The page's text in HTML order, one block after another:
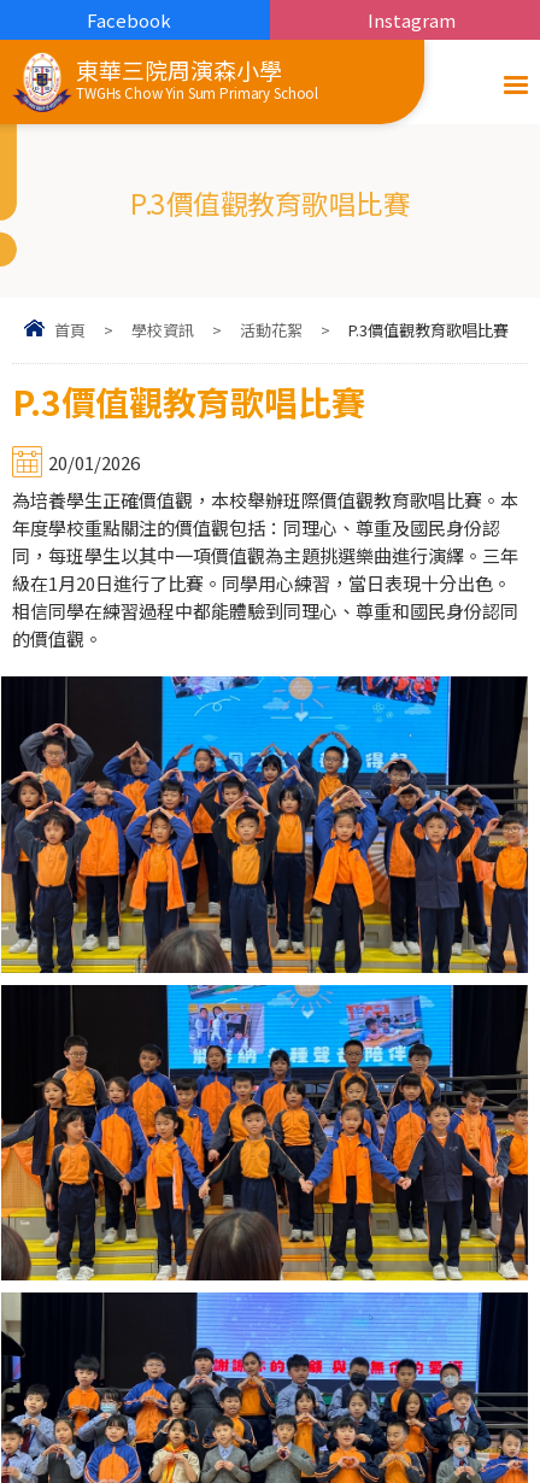
東華三院周演森小學
TWGHs Chow Yin Sum Primary School
Facebook Instagram
P.3價值觀教育歌唱比賽
首頁 > 學校資訊 > 活動花絮 > P.3價值觀教育歌唱比賽
P.3價值觀教育歌唱比賽
20/01/2026
為培養學生正確價值觀，本校舉辦班際價值觀教育歌唱比賽。本
年度學校重點關注的價值觀包括：同理心、尊重及國民身份認
同，每班學生以其中一項價值觀為主題挑選樂曲進行演繹。三年
級在1月20日進行了比賽。同學用心練習，當日表現十分出色。
相信同學在練習過程中都能體驗到同理心、尊重和國民身份認同
的價值觀。